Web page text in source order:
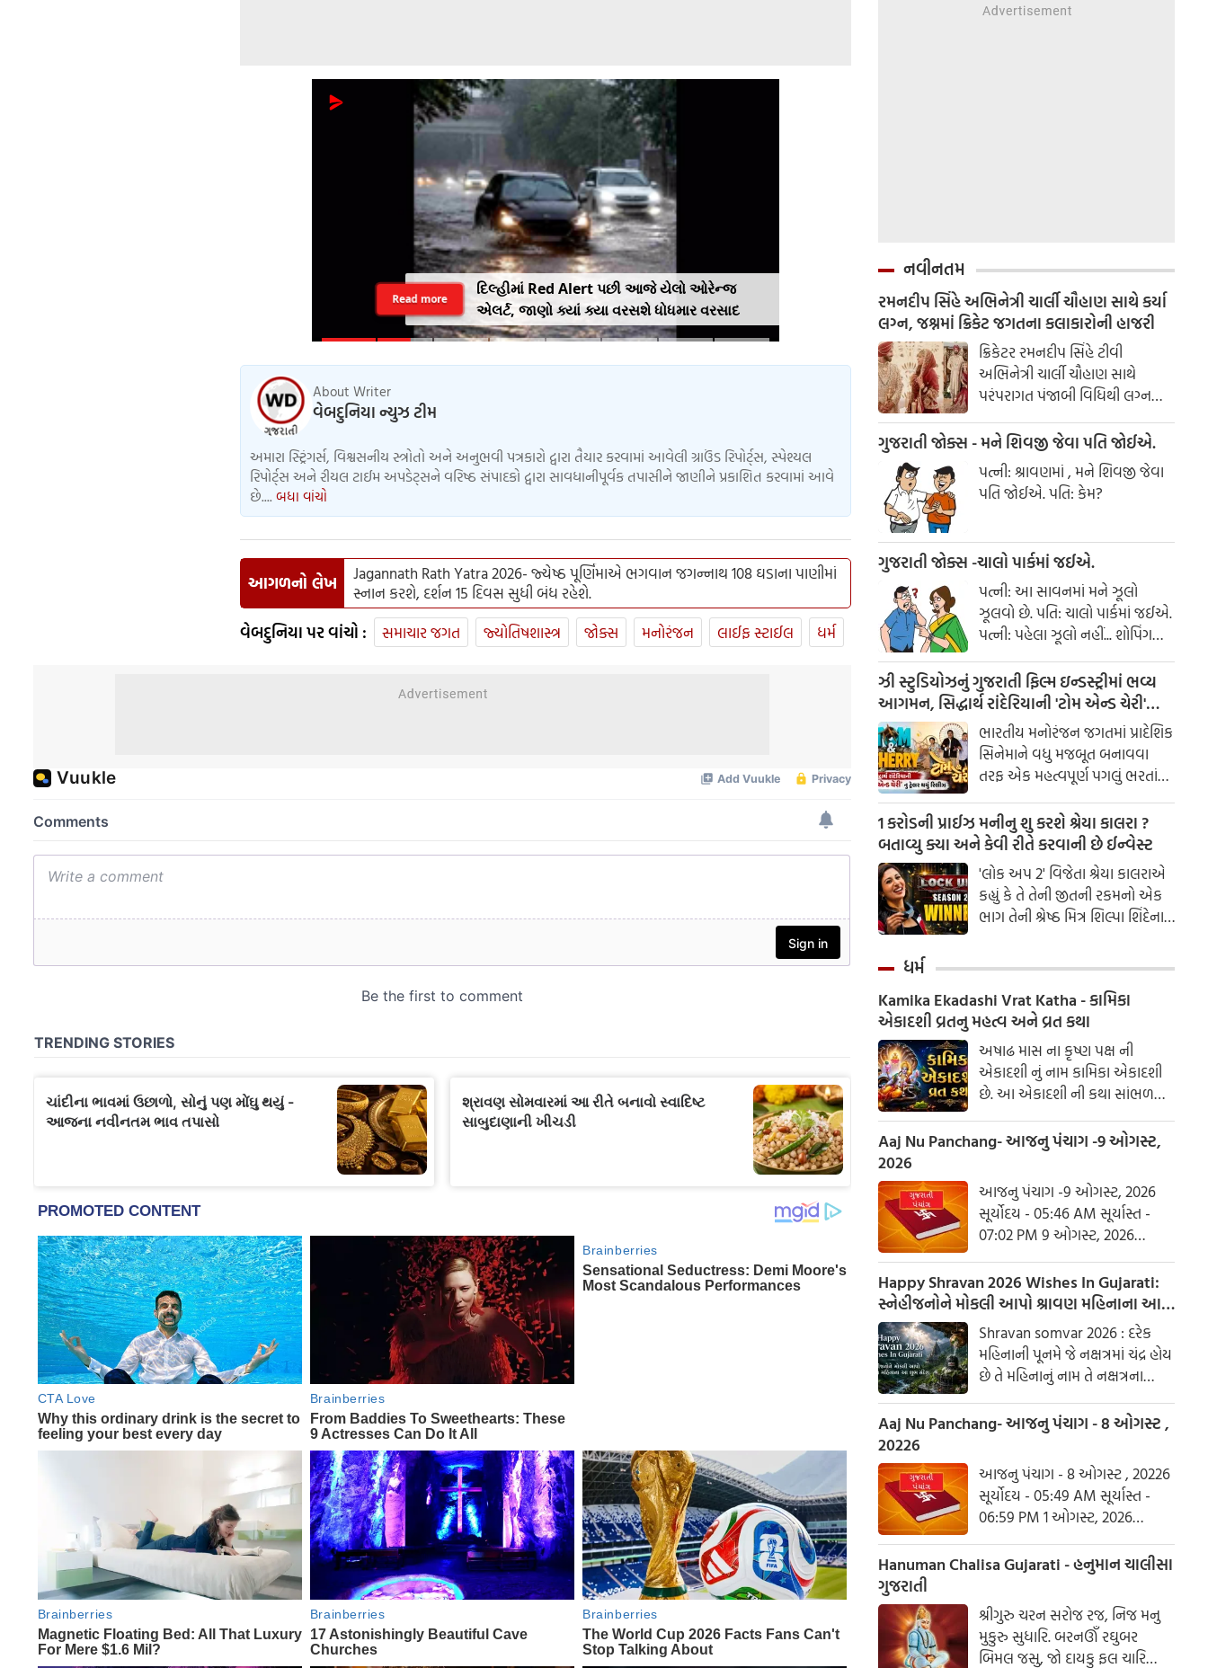
દિલ્હીમાં Red Alert પછી આજે યેલો ઓરેન્જ
એલર્ટ, જાણો ક્યાં ક્યા વરસશે ધોધમાર વરસાદ
Read more
About Writer
વેબદુનિયા ન્યુઝ ટીમ
અમારા સ્ટ્રિંગર્સ, વિશ્વસનીય સ્ત્રોતો અને અનુભવી પત્રકારો દ્વારા તૈયાર કરવામાં આવેલી ગ્રાઉંડ રિપોર્ટ્સ, સ્પેશ્યલ
રિપોર્ટ્સ અને રીયલ ટાઈમ અપડેટ્સને વરિષ્ઠ સંપાદકો દ્વારા સાવધાનીપૂર્વક તપાસીને જાણીને પ્રકાશિત કરવામાં આવે
છે.... બધા વાંચો
આગળનો લેખ
Jagannath Rath Yatra 2026- જ્યેષ્ઠ પૂર્ણિમાએ ભગવાન જગન્નાથ 108 ઘડાના પાણીમાં
સ્નાન કરશે, દર્શન 15 દિવસ સુધી બંધ રહેશે.
વેબદુનિયા પર વાંચો : સમાચાર જગત જ્યોતિષશાસ્ત્ર જોક્સ મનોરંજન લાઈફ સ્ટાઈલ ધર્મ
નવીનતમ
રમનદીપ સિંહે અભિનેત્રી ચાર્લી ચૌહાણ સાથે કર્યા
લગ્ન, જશ્નમાં ક્રિકેટ જગતના કલાકારોની હાજરી
ક્રિકેટર રમનદીપ સિંહે ટીવી
અભિનેત્રી ચાર્લી ચૌહાણ સાથે
પરંપરાગત પંજાબી વિધિથી લગ્ન
કર્યા. રમનદીપ અને ચાર્લીએ તેમના
લગ્નના કેટલાક સુંદર ફોટા ચાહકો
સાથે શેર કર્યા.
ગુજરાતી જોક્સ - મને શિવજી જેવા પતિ જોઈએ.
પત્ની: શ્રાવણમાં , મને શિવજી જેવા
પતિ જોઈએ. પતિ: કેમ?
ગુજરાતી જોક્સ -ચાલો પાર્કમાં જઈએ.
પત્ની: આ સાવનમાં મને ઝૂલો
ઝૂલવો છે. પતિ: ચાલો પાર્કમાં જઈએ.
પત્ની: પહેલા ઝૂલો નહીં... શોપિંગ
કરાવ!
ઝી સ્ટુડિયોઝનું ગુજરાતી ફિલ્મ ઇન્ડસ્ટ્રીમાં ભવ્ય
આગમન, સિદ્ધાર્થ રાંદેરિયાની 'ટોમ એન્ડ ચેરી'
સાથે કરશે શરૂઆત; ટ્રેલર થયું રિલીઝ
ભારતીય મનોરંજન જગતમાં પ્રાદેશિક
સિનેમાને વધુ મજબૂત બનાવવા
તરફ એક મહત્વપૂર્ણ પગલું ભરતાં
ઝી સ્ટુડિયોઝે ગુજરાતી ફિલ્મ
ઇન્ડસ્ટ્રીમાં પોતાની સત્તાવાર
એન્ટ્રીની જાહેરાત કરી છે.
1 કરોડની પ્રાઈઝ મનીનુ શુ કરશે શ્રેયા કાલરા ?
બતાવ્યુ ક્યા અને કેવી રીતે કરવાની છે ઈન્વેસ્ટ
'લોક અપ 2' વિજેતા શ્રેયા કાલરાએ
કહ્યું કે તે તેની જીતની રકમનો એક
ભાગ તેની શ્રેષ્ઠ મિત્ર શિલ્પા શિંદેના
ધર્મ
Kamika Ekadashi Vrat Katha - કામિકા
એકાદશી વ્રતનુ મહત્વ અને વ્રત કથા
અષાઢ માસ ના કૃષ્ણ પક્ષ ની
એકાદશી નું નામ કામિકા એકાદશી
છે. આ એકાદશી ની કથા સાંભળવા
માત્રથી વાજપેય યજ્ઞ નું ફળ મળે છે.
કામિકા એકાદશી વ્રતમાં શંખ, ચક્ર,
ગદાધારી વિષ્ણુ ભગવાનની પૂજા
દિવસે વ્રત કરીને ભક્તિપૂર્વક તુલસી
દળ ભગવાન વિષ્ણુને અર્પણ કરે છે,
Aaj Nu Panchang- આજનુ પંચાગ -9 ઓગસ્ટ,
2026
આજનુ પંચાગ -9 ઓગસ્ટ, 2026
સૂર્યોદય - 05:46 AM સૂર્યાસ્ત -
07:02 PM 9 ઓગસ્ટ, 2026
રવિવાર આષાઢ વદ દશમ - વિક્રમ
સંવત 2082 આજ ની રાશિ - કુંભ
Happy Shravan 2026 Wishes In Gujarati:
સ્નેહીજનોને મોકલી આપો શ્રાવણ મહિનાના આ
શુભ સંદેશ
Shravan somvar 2026 : દરેક
મહિનાની પૂનમે જે નક્ષત્રમાં ચંદ્ર હોય
છે તે મહિનાનું નામ તે નક્ષત્રના
આધારે રાખવામાં આવ્યું છે. શ્રાવણ
નામ પણ શ્રવણ નક્ષત્રને આધારિત
Aaj Nu Panchang- આજનુ પંચાગ - 8 ઓગસ્ટ ,
20226
આજનુ પંચાગ - 8 ઓગસ્ટ , 20226
સૂર્યોદય - 05:49 AM સૂર્યાસ્ત -
06:59 PM 1 ઓગસ્ટ, 2026
શનિવાર આષાઢ વદ ત્રિજ- વિક્રમ
સંવત 2082
Hanuman Chalisa Gujarati - હનુમાન ચાલીસા
ગુજરાતી
શ્રીગુરુ ચરન સરોજ રજ, નિજ મનુ
મુકુરુ સુધારિ. બરનઊઁ રઘુબર
બિમલ જસુ, જો દાયકુ ફલ ચારિ